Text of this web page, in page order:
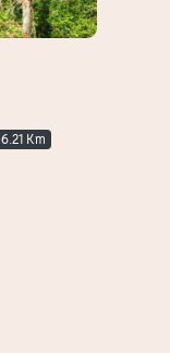
6.21 Km